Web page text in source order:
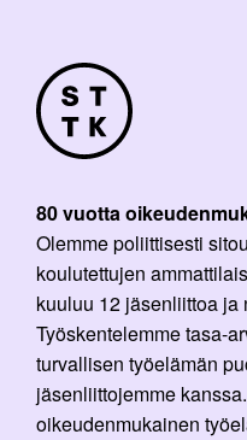
80 vuotta
Olemme poliittisesti
koulutettujen
kuuluu 12 jäsenliittoa ja
Työskentelemme tasa-
turvallisen työelämän
jäsenliittojemme
oikeudenmukainen